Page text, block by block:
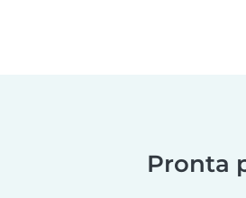
Pronta